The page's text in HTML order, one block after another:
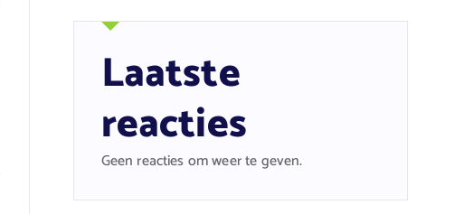
Laatste
reacties
Geen reacties om weer te geven.